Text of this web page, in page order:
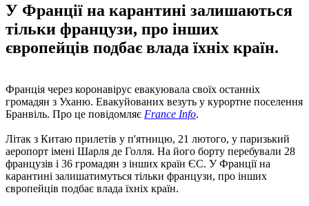
У Франції на карантині залишаються
тільки французи, про інших
європейців подбає влада їхніх країн.
Франція через коронавірус евакуювала своїх останніх
громадян з Уханю. Евакуйованих везуть у курортне поселення
Бранвіль. Про це повідомляє France Info.
Літак з Китаю прилетів у п'ятницю, 21 лютого, у паризький
аеропорт імені Шарля де Голля. На його борту перебували 28
французів і 36 громадян з інших країн ЄС. У Франції на
карантині залишатимуться тільки французи, про інших
європейців подбає влада їхніх країн.